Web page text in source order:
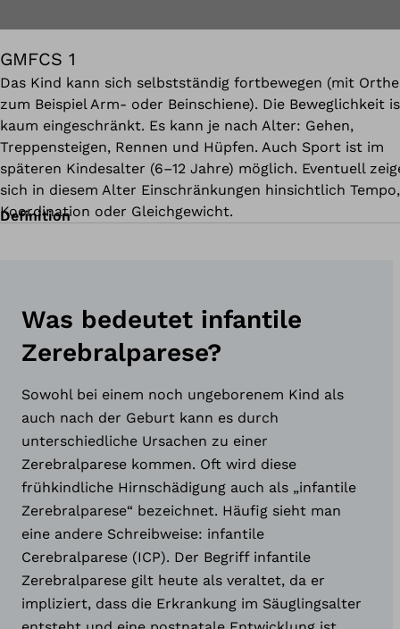
GMFCS 1
Das Kind kann sich selbstständig fortbewegen (mit
zum Beispiel Arm- oder Beinschiene). Die Beweglichkeit
kaum eingeschränkt. Es kann je nach Alter: Gehen,
Treppensteigen, Rennen und Hüpfen. Auch Sport ist im
späteren Kindesalter (6–12 Jahre) möglich. Eventuell
sich in diesem Alter Einschränkungen hinsichtlich Tempo,
Koordination oder Gleichgewicht.
Definition
Was bedeutet infantile
Zerebralparese?
Sowohl bei einem noch ungeborenem Kind als
auch nach der Geburt kann es durch
unterschiedliche Ursachen zu einer
Zerebralparese kommen. Oft wird diese
frühkindliche Hirnschädigung auch als „infantile
Zerebralparese“ bezeichnet. Häufig sieht man
eine andere Schreibweise: infantile
Cerebralparese (ICP). Der Begriff infantile
Zerebralparese gilt heute als veraltet, da er
impliziert, dass die Erkrankung im Säuglingsalter